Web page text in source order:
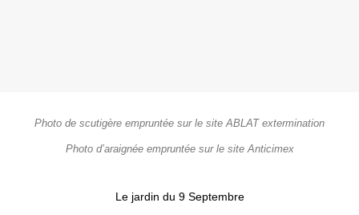
Photo de scutigère empruntée sur le site ABLAT extermination
Photo d’araignée empruntée sur le site Anticimex
Le jardin du 9 Septembre